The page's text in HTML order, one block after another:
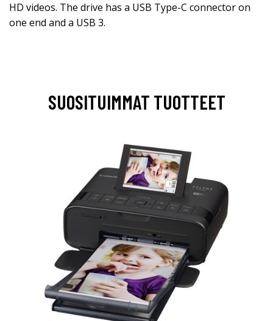
HD videos. The drive has a USB Type-C connector on
one end and a USB 3.
SUOSITUIMMAT TUOTTEET